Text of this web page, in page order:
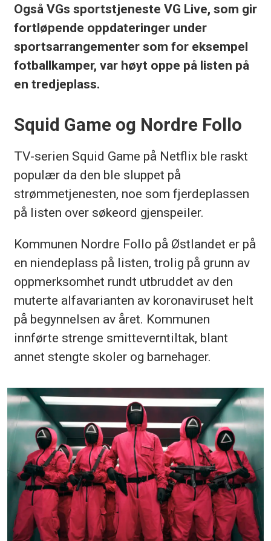
Også VGs sportstjeneste VG Live, som gir
fortløpende oppdateringer under
sportsarrangementer som for eksempel
fotballkamper, var høyt oppe på listen på
en tredjeplass.
Squid Game og Nordre Follo
TV-serien Squid Game på Netflix ble raskt
populær da den ble sluppet på
strømmetjenesten, noe som fjerdeplassen
på listen over søkeord gjenspeiler.
Kommunen Nordre Follo på Østlandet er på
en niendeplass på listen, trolig på grunn av
oppmerksomhet rundt utbruddet av den
muterte alfavarianten av koronaviruset helt
på begynnelsen av året. Kommunen
innførte strenge smitteverntiltak, blant
annet stengte skoler og barnehager.